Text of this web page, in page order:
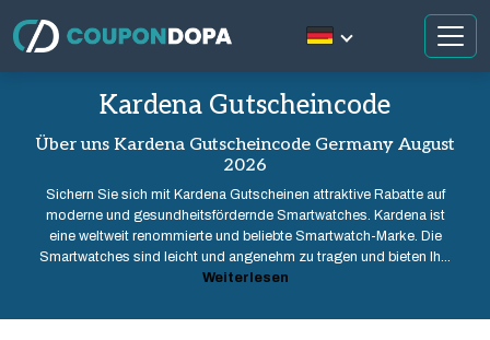
Kardena Gutscheincode
Über uns Kardena Gutscheincode Germany August
2026
Sichern Sie sich mit Kardena Gutscheinen attraktive Rabatte auf
moderne und gesundheitsfördernde Smartwatches. Kardena ist
eine weltweit renommierte und beliebte Smartwatch-Marke. Die
Smartwatches sind leicht und angenehm zu tragen und bieten Ih...
Weiterlesen